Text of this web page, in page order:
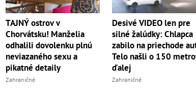
TAJNÝ ostrov v
Chorvátsku! Manželia
odhalili dovolenku plnú
neviazaného sexu a
pikatné detaily
Zahraničné
Desivé VIDEO len pre
silné žalúdky: Chlapca
zabilo na priechode
Telo našli o 150
ďalej
Zahraničné